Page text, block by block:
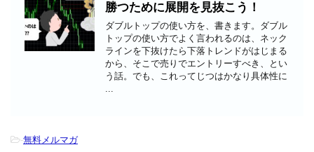
勝つために展開を見抜こう！
ダブルトップの使い方を、書きます。ダブル
トップの使い方でよく言われるのは、ネック
ラインを下抜けたら下落トレンドがはじまる
から、そこで売りでエントリーすべき、とい
う話。でも、これってじつはかなり具体性に
...
-無料メルマガ